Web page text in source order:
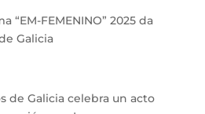
“EM-FEMENINO” 2025 da
Galicia
de Galicia celebra un acto